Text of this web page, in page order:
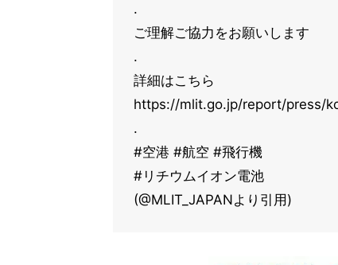
.
ご理解ご協力をお願いします
.
詳細はこちら
https://mlit.go.jp/report/press/
.
#空港 #航空 #飛行機
#リチウムイオン電池
(@MLIT_JAPANより引用)